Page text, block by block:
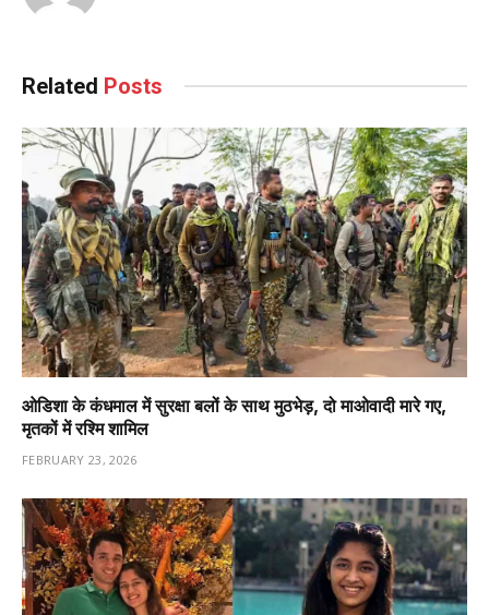
Related Posts
ओडिशा के कंधमाल में सुरक्षा बलों के साथ मुठभेड़, दो माओवादी मारे गए,
मृतकों में रश्मि शामिल
FEBRUARY 23, 2026